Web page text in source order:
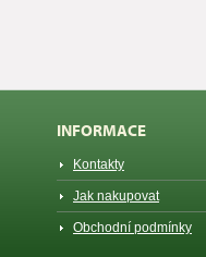
INFORMACE
Kontakty
Jak nakupovat
Obchodní podmínky